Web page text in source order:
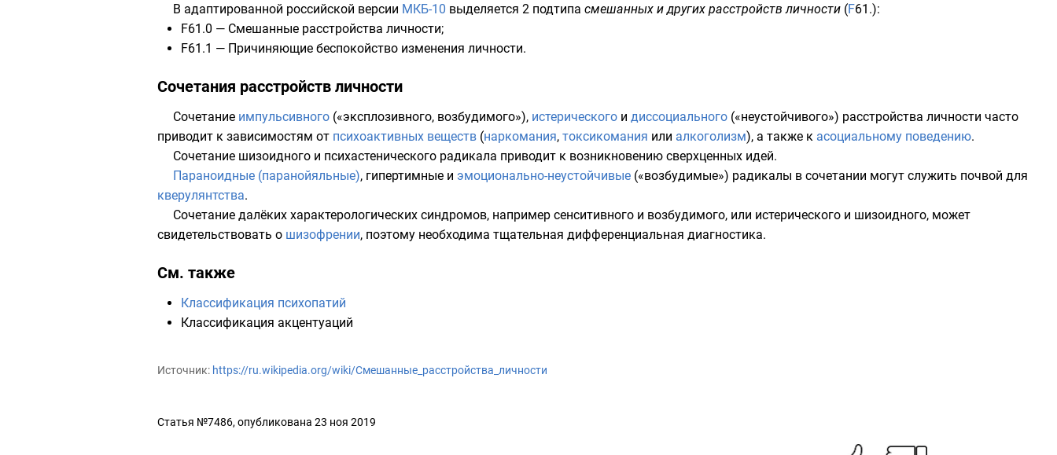
В адаптированной российской версии МКБ-10 выделяется 2 подтипа смешанных и других расстройств личности (F61.):
F61.0 — Смешанные расстройства личности;
F61.1 — Причиняющие беспокойство изменения личности.
Сочетания расстройств личности
Сочетание импульсивного («эксплозивного, возбудимого»), истерического и диссоциального («неустойчивого») расстройства личности часто
приводит к зависимостям от психоактивных веществ (наркомания, токсикомания или алкоголизм), а также к асоциальному поведению.
Сочетание шизоидного и психастенического радикала приводит к возникновению сверхценных идей.
Параноидные (паранойяльные), гипертимные и эмоционально-неустойчивые («возбудимые») радикалы в сочетании могут служить почвой для
кверулянтства.
Сочетание далёких характерологических синдромов, например сенситивного и возбудимого, или истерического и шизоидного, может
свидетельствовать о шизофрении, поэтому необходима тщательная дифференциальная диагностика.
См. также
Классификация психопатий
Классификация акцентуаций
Источник: https://ru.wikipedia.org/wiki/Смешанные_расстройства_личности
Статья №7486, опубликована 23 ноя 2019